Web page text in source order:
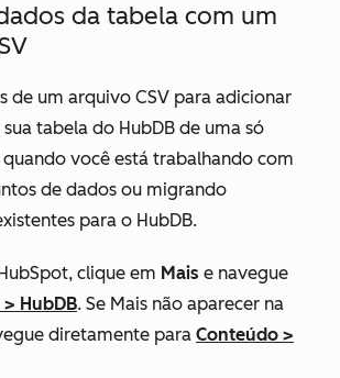
da tabela com um
de um arquivo CSV para adicionar
tabela do HubDB de uma só
quando você está trabalhando com
de dados ou migrando
para o HubDB.
clique em Mais e navegue
> HubDB. Se Mais não aparecer na
diretamente para Conteúdo >